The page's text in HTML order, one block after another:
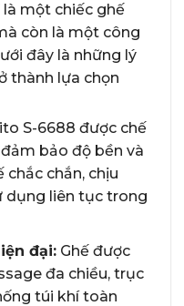
một chiếc ghế
còn là một công
đây là những lý
thành lựa chọn
S-6688 được chế
bảo độ bền và
chắc chắn, chịu
dụng liên tục trong
đại:Ghế được
đa chiều, trục
túi khí toàn